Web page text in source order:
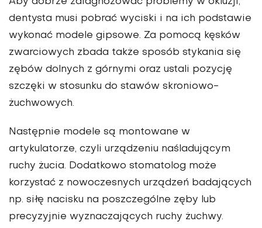
den­tysta musi pobrać wyciski i na ich podstawie
wykonać modele gipsowe. Za pomocą kęsków
zwarciowych zbada także sposób stykania się
zębów dolnych z górnymi oraz ustali pozycję
szczę­ki w stosunku do stawów skroniowo-
żuchwowych.
Następnie modele są mon­towane w
artykulatorze, czyli urządzeniu naśladującym
ruchy żucia. Dodatkowo stomatolog może
korzystać z nowoczesnych urządzeń badających
np. siłę nacisku na poszczególne zęby lub
precyzyjnie wyznaczają­cych ruchy żuchwy.